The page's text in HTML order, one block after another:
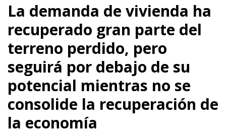
La demanda de vivienda ha
recuperado gran parte del
terreno perdido, pero
seguirá por debajo de su
potencial mientras no se
consolide la recuperación de
la economía